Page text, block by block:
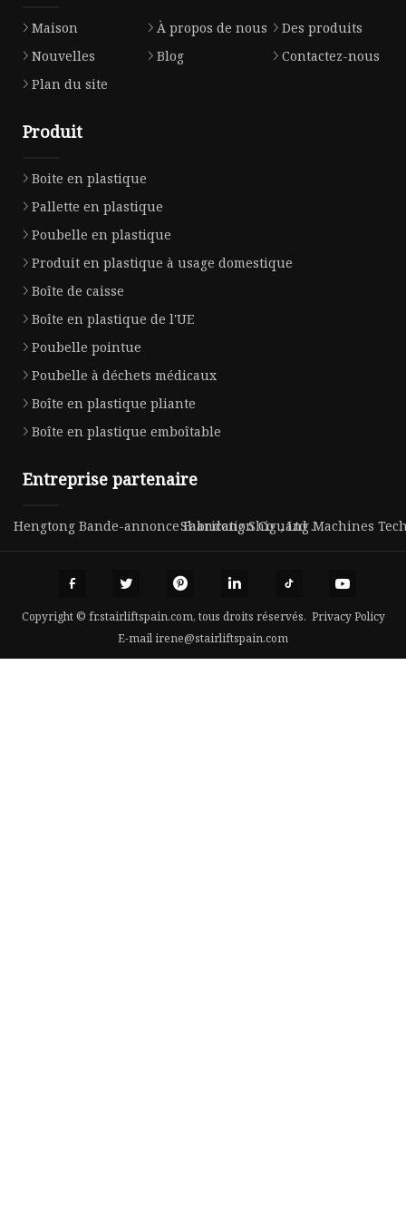
Maison À propos de nous
Des produits
Nouvelles
Blog
Contactez-nous
Plan du site
Produit
Boite en plastique
Pallette en plastique
Poubelle en plastique
Produit en plastique à usage domestique
Boîte de caisse
Boîte en plastique de l'UE
Poubelle pointue
Poubelle à déchets médicaux
Boîte en plastique pliante
Boîte en plastique emboîtable
Entreprise partenaire
Hengtong Bande-annonce Fabrication Co ., Ltd .
Shandong Shiguang Machines
Copyright © fr.stairliftspain.com, tous droits réservés. Privacy Policy
E-mailirene@stairliftspain.com